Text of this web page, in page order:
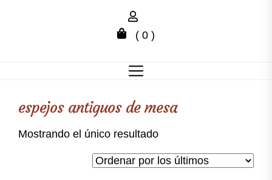
( 0 )
espejos antiguos de mesa
Mostrando el único resultado